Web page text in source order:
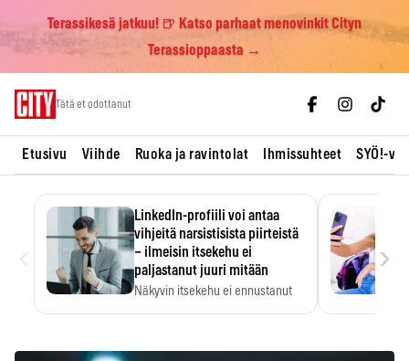
Terassikesä jatkuu! 🍺 Katso parhaat menovinkit Cityn
Terassioppaasta →
Tätä et odottanut
Etusivu Viihde Ruoka ja ravintolat Ihmissuhteet SYÖ!-
LinkedIn-profiili voi antaa
vihjeitä narsistisista piirteistä
– ilmeisin itsekehu ei
paljastanut juuri mitään
Näkyvin itsekehu ei ennustanut
›